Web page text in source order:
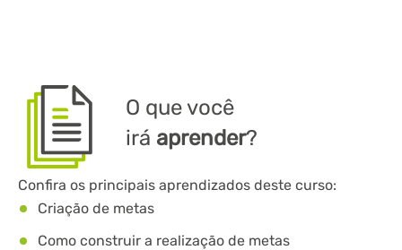
O que você
irá aprender?
Confira os principais aprendizados deste curso:
Criação de metas
Como construir a realização de metas